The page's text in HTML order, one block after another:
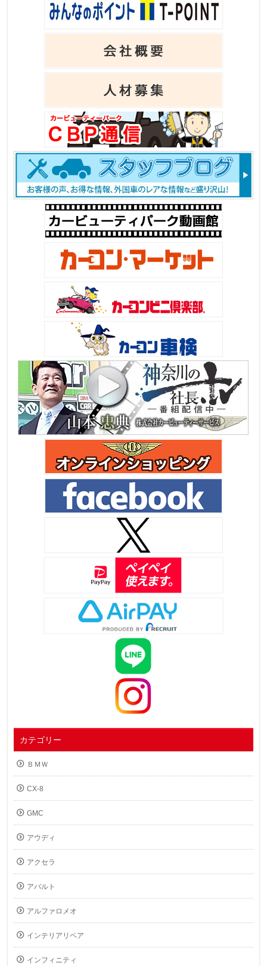
カテゴリー
ＢＭＷ
CX-8
GMC
アウディ
アクセラ
アバルト
アルファロメオ
インテリアリペア
インフィニティ